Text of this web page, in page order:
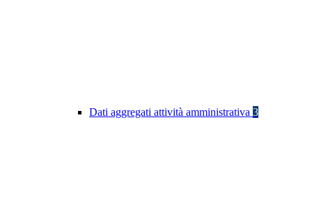
Dati aggregati attività amministrativa 3